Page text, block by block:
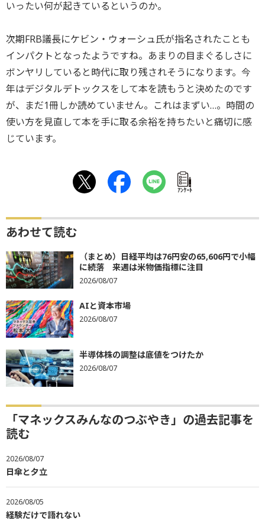
いったい何が起きているというのか。
次期FRB議長にケビン・ウォーシュ氏が指名されたことも
インパクトとなったようですね。あまりの目まぐるしさに
ボンヤリしていると時代に取り残されそうになります。今
年はデジタルデトックスをして本を読もうと決めたのです
が、まだ1冊しか読めていません。これはまずい…。時間の
使い方を見直して本を手に取る余裕を持ちたいと痛切に感
じています。
ｱﾝｹｰﾄ
あわせて読む
（まとめ）日経平均は76円安の65,606円で小幅
に続落 来週は米物価指標に注目
2026/08/07
AIと資本市場
2026/08/07
半導体株の調整は底値をつけたか
2026/08/07
「マネックスみんなのつぶやき」の過去記事を
読む
2026/08/07
日傘と夕立
2026/08/05
経験だけで語れない